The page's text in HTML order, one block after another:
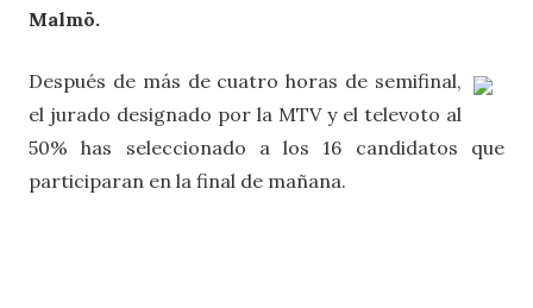
Malmö.
Después de más de cuatro horas de semifinal,
el jurado designado por la MTV y el televoto al
50% has seleccionado a los 16 candidatos que
participaran en la final de mañana.